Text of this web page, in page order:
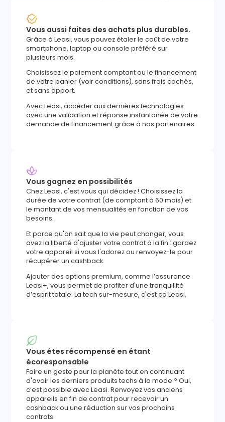
Vous aussi faites des achats plus durables.
Grâce à Leasi, vous pouvez étaler le coût de votre
smartphone, laptop ou console préféré sur
plusieurs mois.
Choisissez le paiement comptant ou le financement
de votre panier (voir conditions), sans frais cachés,
et sans apport.
Avec Leasi, accéder aux dernières technologies
avec une validation et réponse instantanée de votre
demande de financement grâce à nos partenaires
Vous gagnez en possibilités
Chez Leasi, c'est vous qui décidez ! Choisissez la
durée de votre contrat (de comptant à 60 mois) et
le montant de vos mensualités en fonction de vos
besoins.
Et parce qu'on sait que la vie peut changer, vous
avez la liberté d'ajuster votre contrat à la fin : gardez
votre appareil si vous l'adorez ou renvoyez-le pour
récupérer un cashback.
Ajouter des options premium, comme l’assurance
Leasi+, vous permet de profiter d'une tranquillité
d’esprit totale. La tech sur-mesure, c'est ça Leasi.
Vous êtes récompensé en étant
écoresponsable
Faire un geste pour la planète tout en continuant
d'avoir les derniers produits techs à la mode ? Oui,
c’est possible avec Leasi. Renvoyez vos anciens
appareils en fin de contrat pour recevoir un
cashback ou une réduction sur vos prochains
contrats.